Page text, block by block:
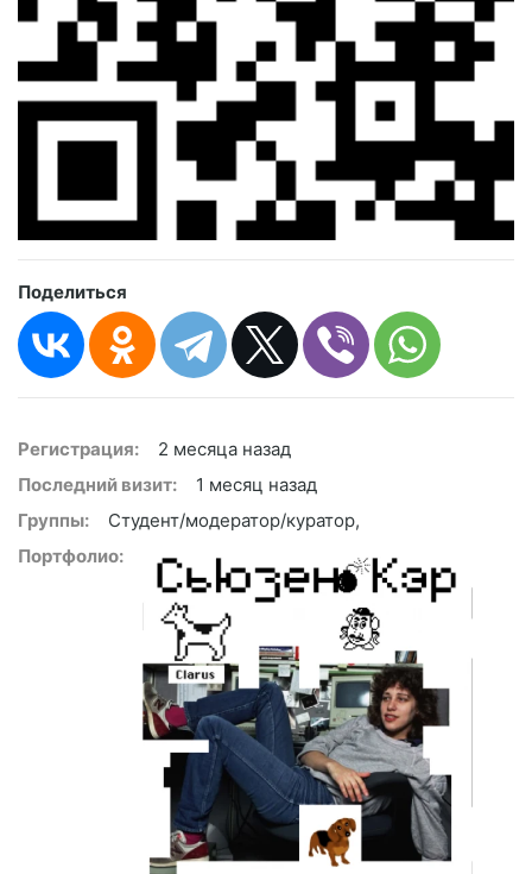
Поделиться
Регистрация:
2 месяца назад
Последний визит:
1 месяц назад
Группы:
Студент/модератор/куратор,
Портфолио: